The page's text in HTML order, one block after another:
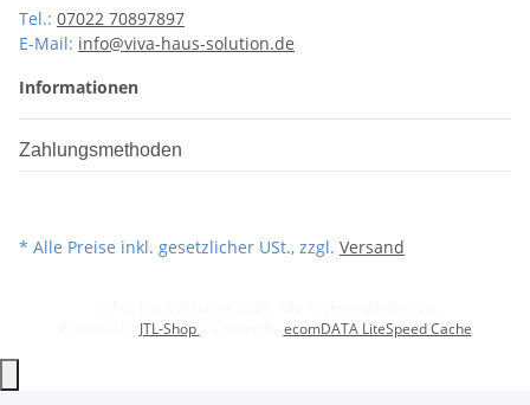
Tel.: 07022 70897897
E-Mail: info@viva-haus-solution.de
Informationen
Zahlungsmethoden
* Alle Preise inkl. gesetzlicher USt., zzgl. Versand
JTL-Shop ecomDATA LiteSpeed Cache